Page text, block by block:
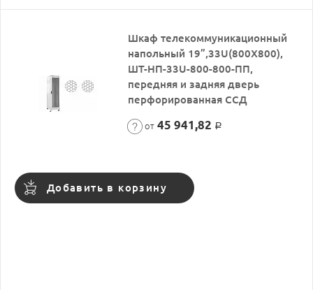
Шкаф телекоммуникационный
напольный 19”,33U(800X800),
ШТ-НП-33U-800-800-ПП,
передняя и задняя дверь
перфорированная ССД
от 45 941,82 Р
Добавить в корзину